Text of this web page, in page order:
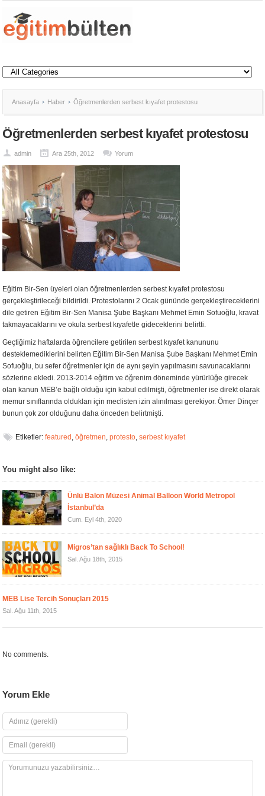
Anasayfa Haber Öğretmenlerden serbest kıyafet protestosu
Öğretmenlerden serbest kıyafet protestosu
admin Ara 25th, 2012 Yorum
Eğitim Bir-Sen üyeleri olan öğretmenlerden serbest kıyafet protestosu
gerçekleştirileceği bildirildi. Protestolarını 2 Ocak gününde gerçekleştireceklerini
dile getiren Eğitim Bir-Sen Manisa Şube Başkanı Mehmet Emin Sofuoğlu, kravat
takmayacaklarını ve okula serbest kıyafetle gideceklerini belirtti.
Geçtiğimiz haftalarda öğrencilere getirilen serbest kıyafet kanununu
desteklemediklerini belirten Eğitim Bir-Sen Manisa Şube Başkanı Mehmet Emin
Sofuoğlu, bu sefer öğretmenler için de aynı şeyin yapılmasını savunacaklarını
sözlerine ekledi. 2013-2014 eğitim ve öğrenim döneminde yürürlüğe girecek
olan kanun MEB’e bağlı olduğu için kabul edilmişti, öğretmenler ise direkt olarak
memur sınıflarında oldukları için meclisten izin alınılması gerekiyor. Ömer Dinçer
bunun çok zor olduğunu daha önceden belirtmişti.
Etiketler: featured ,öğretmen,protesto,serbest kıyafet
You might also like:
Ünlü Balon Müzesi Animal Balloon World Metropol
İstanbul’da
Cum. Eyl 4th, 2020
Migros’tan sağlıklı Back To School!
Sal. Ağu 18th, 2015
MEB Lise Tercih Sonuçları 2015
Sal. Ağu 11th, 2015
No comments.
Yorum Ekle